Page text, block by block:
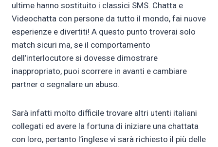
ultime hanno sostituito i classici SMS. Chatta e
Videochatta con persone da tutto il mondo, fai nuove
esperienze e divertiti! A questo punto troverai solo
match sicuri ma, se il comportamento
dell’interlocutore si dovesse dimostrare
inappropriato, puoi scorrere in avanti e cambiare
partner o segnalare un abuso.
Sarà infatti molto difficile trovare altri utenti italiani
collegati ed avere la fortuna di iniziare una chattata
con loro, pertanto l’inglese vi sarà richiesto il più delle